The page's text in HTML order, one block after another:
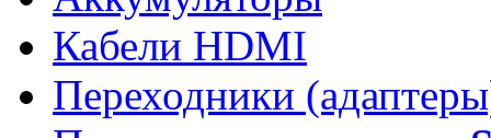
Кабели HDMI
Переходники